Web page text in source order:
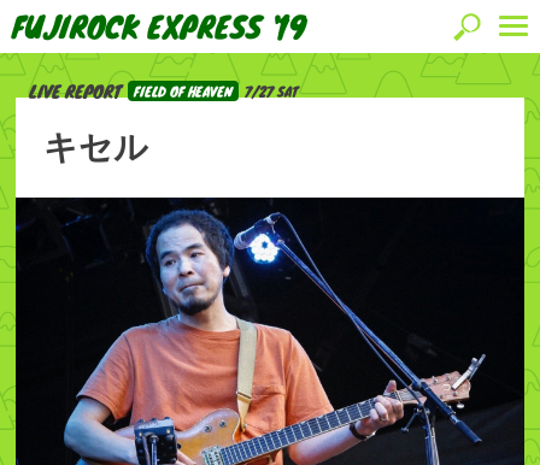
FUJIROCK EXPRESS '19
LIVE REPORT FIELD OF HEAVEN 7/27 SAT
キセル